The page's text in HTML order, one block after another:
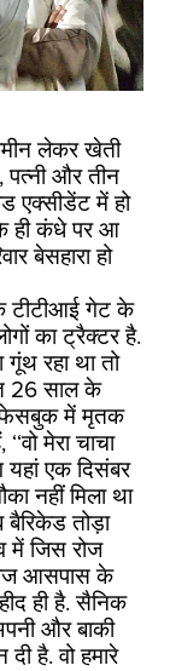
लेकर खेती
पत्नी और तीन
एक्सीडेंट में हो
ही कंधे पर आ
बेसहारा हो
टीटीआई गेट के
का ट्रैक्टर है.
रहा था तो
26 साल के
फेसबुक में मृतक
मेरा चाचा
यहां एक दिसंबर
नहीं मिला था
तोड़ा
में जिस रोज
आसपास के
ही है. सैनिक
और बाकी
है. वो हमारे